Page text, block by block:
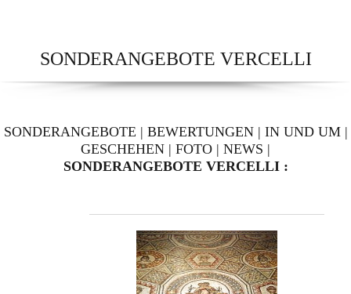
SONDERANGEBOTE VERCELLI
SONDERANGEBOTE | BEWERTUNGEN| IN UND UM|
GESCHEHEN | FOTO | NEWS |
SONDERANGEBOTE VERCELLI :